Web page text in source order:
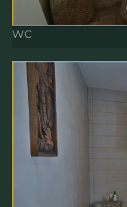
WC